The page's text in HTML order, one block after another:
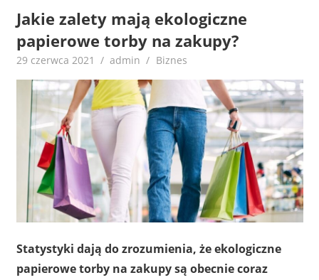
Jakie zalety mają ekologiczne
papierowe torby na zakupy?
29 czerwca 2021 admin Biznes
Statystyki dają do zrozumienia, że ekologiczne
papierowe torby na zakupy są obecnie coraz